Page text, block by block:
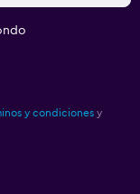
y condiciones y